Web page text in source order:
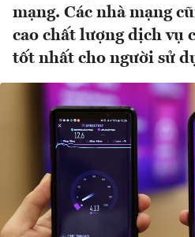
mạng. Các nhà mạng
cao chất lượng dịch vụ
tốt nhất cho người sử